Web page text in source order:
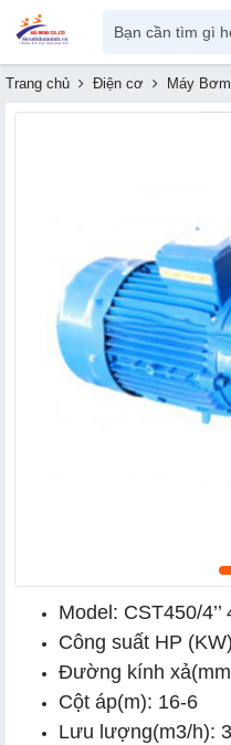
Trang chủ Điện cơ Máy
Model: CST450/4’’
Công suất HP
Đường kính
Cột áp(m): 16-6
Lưu lượng(m3/h):